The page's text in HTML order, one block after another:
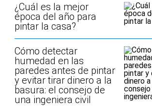
¿Cuál es la mejor
época del año para
pintar la casa?
Cómo detectar
humedad en las
paredes antes de pintar
y evitar tirar dinero a la
basura: el consejo de
una ingeniera civil